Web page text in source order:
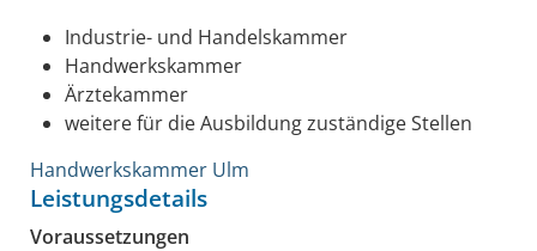
Industrie- und Handelskammer
Handwerkskammer
Ärztekammer
weitere für die Ausbildung zuständige Stellen
Handwerkskammer Ulm
Leistungsdetails
Voraussetzungen